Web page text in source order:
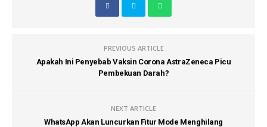
PREVIOUS ARTICLE
Apakah Ini Penyebab Vaksin Corona AstraZeneca Picu
Pembekuan Darah?
NEXT ARTICLE
WhatsApp Akan Luncurkan Fitur Mode Menghilang